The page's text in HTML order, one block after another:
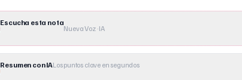
Escucha esta nota
Nueva Voz · IA
Resumen con IALos puntos clave en segundos